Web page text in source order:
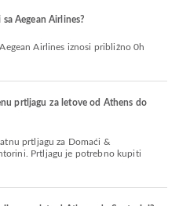
Aegean Airlines?
prtljagu za letove od Athens do
Prtljagu je potrebno kupiti